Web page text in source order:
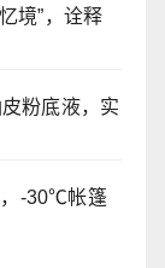
境”，诠释
粉底液，实
，-30℃帐篷